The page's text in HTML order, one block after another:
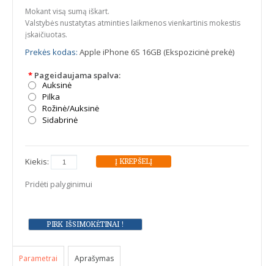
Mokant visą sumą iškart.
Valstybės nustatytas atminties laikmenos vienkartinis mokestis
įskaičiuotas.
Prekės kodas: Apple iPhone 6S 16GB (Ekspozicinė prekė)
* Pageidaujama spalva:
Auksinė
Pilka
Rožinė/Auksinė
Sidabrinė
Kiekis:
Pridėti palyginimui
Parametrai Aprašymas